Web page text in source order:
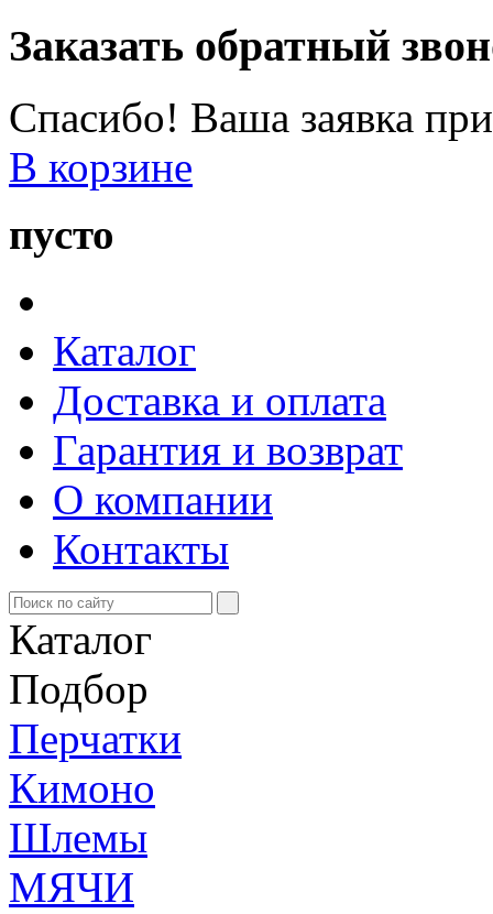
Заказать обратный
Спасибо! Ваша заявка
В корзине
пусто
Каталог
Доставка и оплата
Гарантия и возврат
О компании
Контакты
Каталог
Подбор
Перчатки
Кимоно
Шлемы
МЯЧИ